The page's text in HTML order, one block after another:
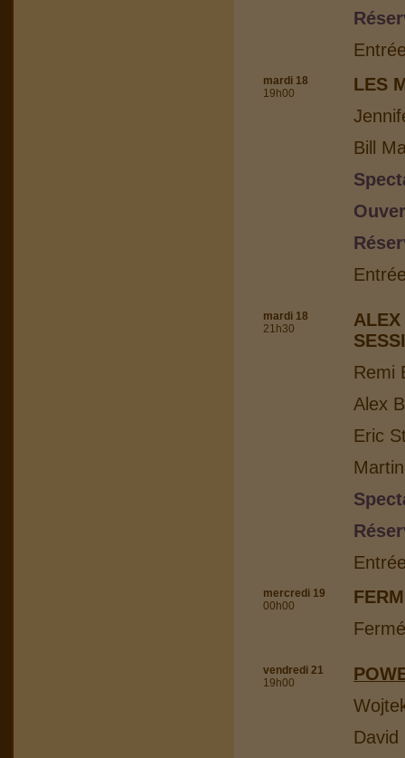
mardi 18
19h00
LES
Bill
mardi 18
21h30
Remi
Alex
Eric
mercredi 19
00h00
vendredi 21
19h00
David